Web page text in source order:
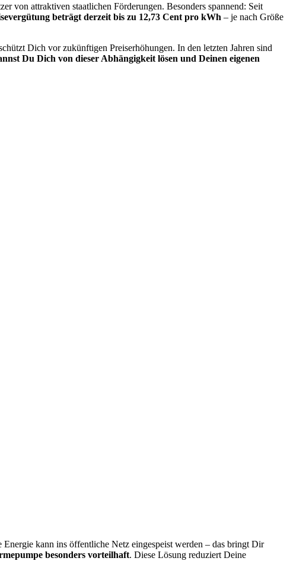
von attraktiven staatlichen Förderungen. Besonders spannend: Seit
beträgt derzeit bis zu 12,73 Cent pro kWh – je nach Größe
Dich vor zukünftigen Preiserhöhungen. In den letzten Jahren sind
Du Dich von dieser Abhängigkeit lösen und Deinen eigenen
kann ins öffentliche Netz eingespeist werden – das bringt Dir
besonders vorteilhaft. Diese Lösung reduziert Deine